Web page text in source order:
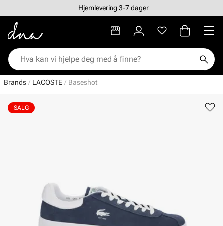
Hjemlevering 3-7 dager
Brands LACOSTE Baseshot
SALG